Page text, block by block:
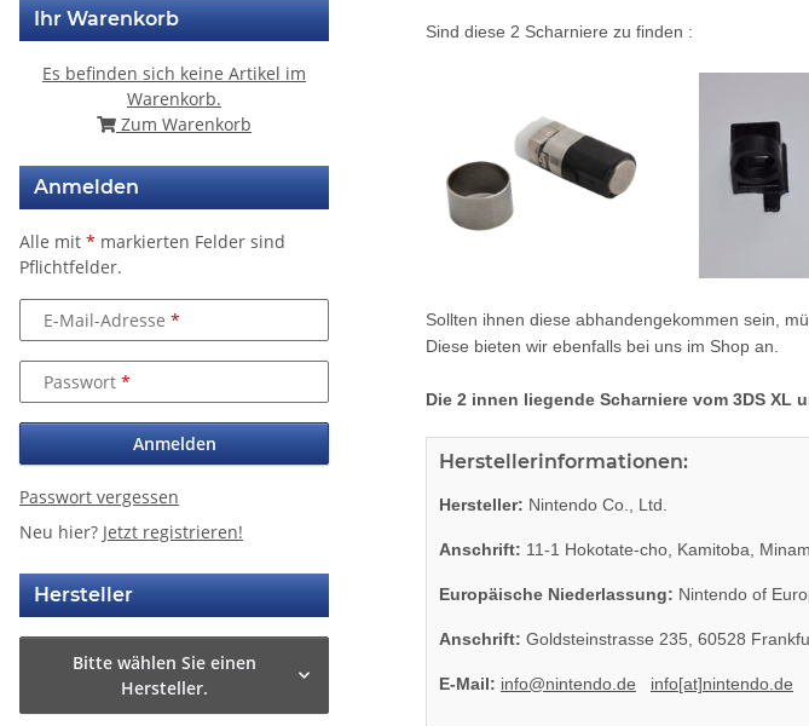
Sind diese 2 Scharniere zu finden :
Sollten ihnen diese abhandengekommen sein,
Diese bieten wir ebenfalls bei uns im Shop an.
Die 2 innen liegende Scharniere vom 3DS XL
Herstellerinformationen:
Hersteller: Nintendo Co., Ltd.
Anschrift: 11-1 Hokotate-cho, Kamitoba,
Europäische Niederlassung: Nintendo of
Anschrift: Goldsteinstrasse 235, 60528
E-Mail: info@nintendo.de info[at]nintendo.de
Ihr Warenkorb
Es befinden sich keine Artikel im
Warenkorb.
Zum Warenkorb
Anmelden
Alle mit * markierten Felder sind
Pflichtfelder.
E-Mail-Adresse
Passwort
Anmelden
Passwort vergessen
Neu hier? Jetzt registrieren!
Hersteller
Bitte wählen Sie einen
Hersteller.